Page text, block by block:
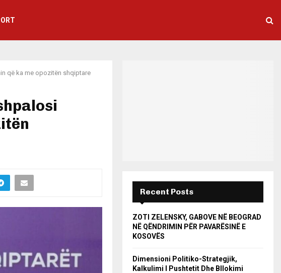
që ka me opozitën shqiptare
Recent Posts
ZOTI ZELENSKY, GABOVE NË BEOGRAD
NË QËNDRIMIN PËR PAVARËSINË E
KOSOVËS
Dimensioni Politiko-Strategjik,
Kalkulimi I Pushtetit Dhe Bllokimi